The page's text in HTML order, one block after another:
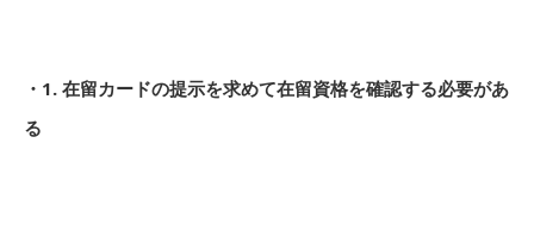
・1. 在留カードの提示を求めて在留資格を確認する必要があ
る